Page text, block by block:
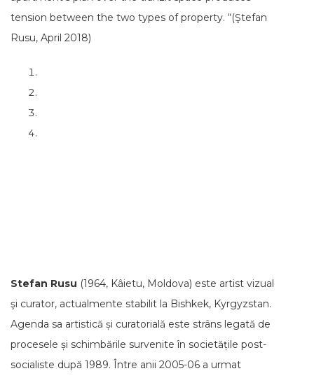
tension between the two types of property. “(Ştefan
Rusu, April 2018)
Stefan Rusu (1964, Kâietu, Moldova) este artist vizual
şi curator, actualmente stabilit la Bishkek, Kyrgyzstan.
Agenda sa artistică și curatorială este strâns legată de
procesele și schimbările survenite în societățile post-
socialiste după 1989. Între anii 2005-06 a urmat